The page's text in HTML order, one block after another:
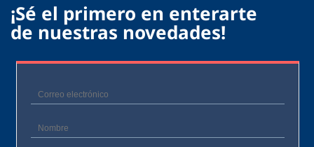
¡Sé el primero en enterarte
de nuestras novedades!